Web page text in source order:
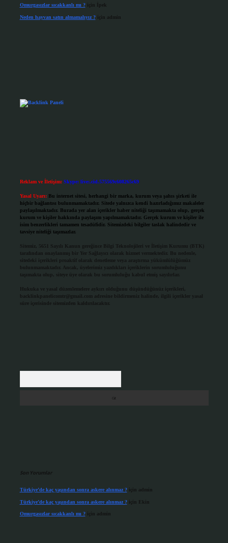
Omurgasızlar sıcakkanlı mı ?için İpek
Neden hayvan satın almamalıyız ?için admin
Reklam ve İletişim: Skype: live:.cid.575569c608265c69
Yasal Uyarı: Bu internet sitesi, herhangi bir marka, kurum veya şahıs şirketi ile
hiçbir bağlantısı bulunmamaktadır. Sitede yalnızca kendi hazırladığımız makaleler
paylaşılmaktadır. Burada yer alan içerikler haber niteliği taşımamakta olup, gerçek
kurum ve kişiler hakkında paylaşım yapılmamaktadır. Gerçek kurum ve kişiler ile
isim benzerlikleri tamamen tesadüfidir. Sitemizdeki bilgiler taslak halindedir ve
tavsiye niteliği taşımazlar.
Sitemiz, 5651 Sayılı Kanun gereğince Bilgi Teknolojileri ve İletişim Kurumu (BTK)
tarafından onaylanmış bir Yer Sağlayıcı olarak hizmet vermektedir. Bu nedenle,
sitedeki içerikleri proaktif olarak denetleme veya araştırma yükümlülüğümüz
bulunmamaktadır. Ancak, üyelerimiz yazdıkları içeriklerin sorumluluğunu
taşımakta olup, siteye üye olarak bu sorumluluğu kabul etmiş sayılırlar.
Hukuka ve yasal düzenlemelere aykırı olduğunu düşündüğünüz içerikleri,
backlinkpanelicomtr@gmail.com adresine bildirmeniz halinde, ilgili içerikler yasal
süre içerisinde sitemizden kaldırılacaktır.
Son Yorumlar
Türkiye’de kaç yaşından sonra askere alınmaz ?için admin
Türkiye’de kaç yaşından sonra askere alınmaz ?için Ekin
Omurgasızlar sıcakkanlı mı ?için admin